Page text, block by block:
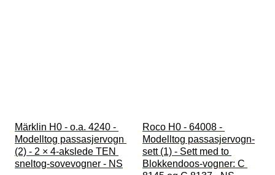
Märklin H0 - o.a. 4240 -
Modelltog passasjervogn
(2) - 2 × 4-akslede TEN
sneltog-sovevogner - NS
Roco H0 - 64008 -
Modelltog passasjervogn-
sett (1) - Sett med to
Blokkendoos-vogner: C